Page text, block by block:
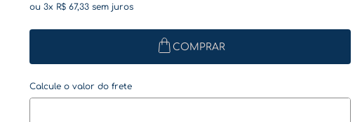
ou 3x R$ 67,33 sem juros
COMPRAR